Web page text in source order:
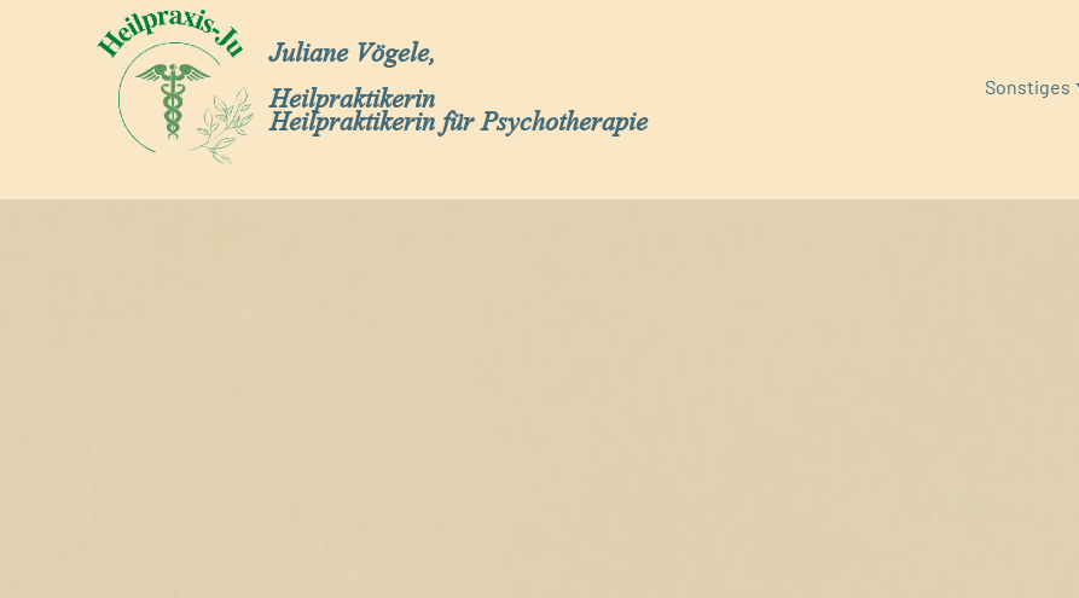
Juliane Vögele,
Heilpraktikerin
Heilpraktikerin für Psychotherapie
Sonstiges